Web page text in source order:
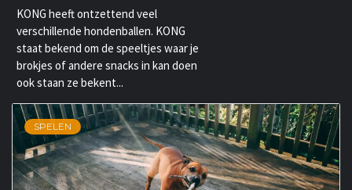
KONG heeft ontzettend veel
verschillende hondenballen. KONG
staat bekend om de speeltjes waar je
brokjes of andere snacks in kan doen
ook staan ze bekent...
SPELEN